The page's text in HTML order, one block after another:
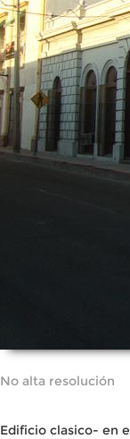
No alta resolución
Edificio clasico- en